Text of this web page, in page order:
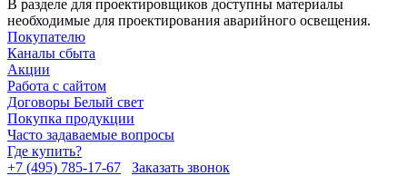
В разделе для проектировщиков доступны материалы
необходимые для проектирования аварийного освещения.
Покупателю
Каналы сбыта
Акции
Работа с сайтом
Договоры Белый свет
Покупка продукции
Часто задаваемые вопросы
Где купить?
+7 (495) 785-17-67
Заказать звонок